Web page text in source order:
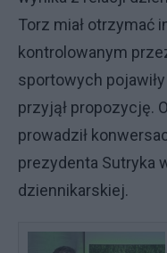
Torz miał otrzymać
kontrolowanym
sportowych
przyjął propozycję.
prowadził
prezydenta Sutryka
dziennikarskiej.